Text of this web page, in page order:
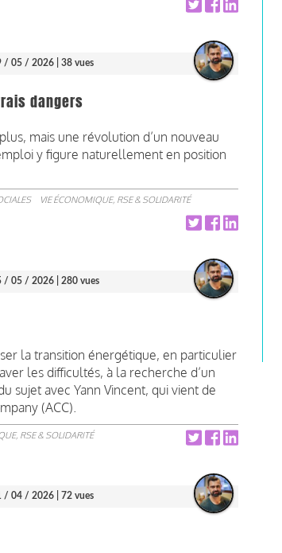
/ 05 / 2026 | 38 vues
dangers
mais une révolution d’un nouveau
y figure naturellement en position
VIE ÉCONOMIQUE, RSE & SOLIDARITÉ
/ 05 / 2026 | 280 vues
la transition énergétique, en particulier
les difficultés, à la recherche d’un
sujet avec Yann Vincent, qui vient de
(ACC).
RSE & SOLIDARITÉ
/ 04 / 2026 | 72 vues